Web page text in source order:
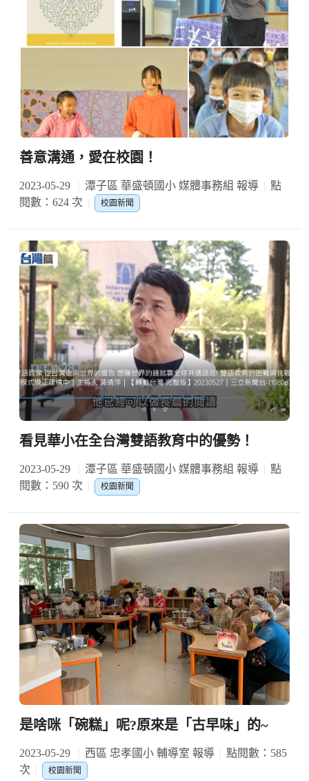
善意溝通，愛在校園！
2023-05-29 潭子區 華盛頓國小 媒體事務組 報導
點
閱數：624 次
校園新聞
看見華小在全台灣雙語教育中的優勢！
2023-05-29 潭子區 華盛頓國小 媒體事務組 報導
點
閱數：590 次
校園新聞
是啥咪「碗糕」呢?原來是「古早味」的~
2023-05-29 西區 忠孝國小 輔導室 報導
點閱數：585
次
校園新聞